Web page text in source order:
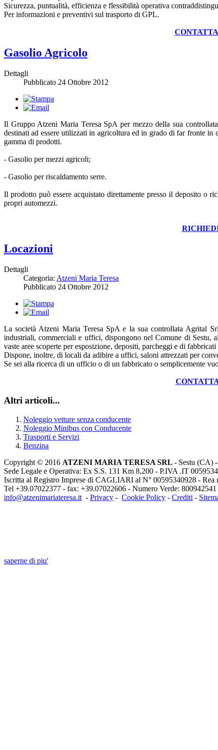
Sicurezza, puntualità, efficienza e flessibilità operativa
Per informazioni e preventivi sul trasporto di GPL.
Gasolio Agricolo
Dettagli
Pubblicato 24 Ottobre 2012
Il Gruppo Atzeni Maria Teresa SpA per mezzo della sua
destinati ad essere utilizzati in agricoltura ed in grado di far fronte
gamma di prodotti.
- Gasolio per mezzi agricoli;
- Gasolio per riscaldamento serre.
Il prodotto può essere acquistato direttamente presso il deposito o
propri automezzi.
Locazioni
Dettagli
Categoria: Atzeni Maria Teresa
Pubblicato 24 Ottobre 2012
La società Atzeni Maria Teresa SpA e la sua controllata Agrital
industriali, commerciali e uffici, dispongono nel Comune di Sestu,
vaste aree scoperte per esposizione, depositi, parcheggi e di
Dispone, inoltre, di locali da adibire a uffici, saloni attrezzati per
Se sei alla ricerca di un ufficio o di un fabbricato o semplicemente
Altri articoli...
Noleggio vetture senza conducente
Noleggio Minibus con Conducente
Trasporti e Servizi
Benzina
Copyright © 2016 ATZENI MARIA TERESA SRL - Sestu (CA)
Sede Legale e Operativa: Ex S.S. 131 Km 8,200 - P.IVA .IT
Iscritta al Registro Imprese di CAGLIARI al N° 00595340928 - Rea
Tel +39.07022377 - fax: +39.07022606 - Numero Verde: 800942541
info@atzenimariateresa.it - Privacy - Cookie Policy - Crediti -
saperne di piu'